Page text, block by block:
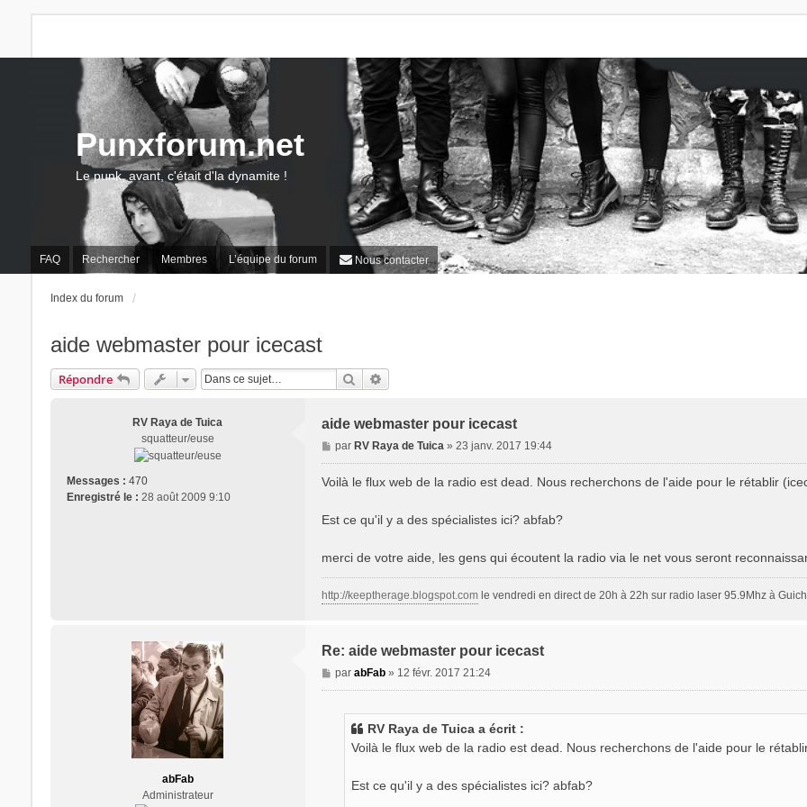
FAQ Rechercher Membres L’équipe du forum Nous contacter
Punxforum.net
Le punk, avant, c'était d'la dynamite !
Index du forum
aide webmaster pour icecast
Répondre Rechercher
RV Raya de Tuica
squatteur/euse
Messages : 470
Enregistré le : 28 août 2009 9:10
aide webmaster pour icecast
M
e
s
g
parRV Raya de Tuica » 23 janv. 2017 19:44
Voilà le flux web de la radio est dead. Nous recherchons de l'aide pour le rétablir
Est ce qu'il y a des spécialistes ici? abfab?
merci de votre aide, les gens qui écoutent la radio via le net vous seront
http://keeptherage.blogspot.comle vendredi en direct de 20h à 22h sur radio laser 95.9Mhz à
abFab
Administrateur
Re: aide webmaster pour icecast
M
e
parabFab » 12 févr. 2017 21:24
RV Raya de Tuica a écrit :
Voilà le flux web de la radio est dead. Nous recherchons de l'aide pour le
Est ce qu'il y a des spécialistes ici? abfab?